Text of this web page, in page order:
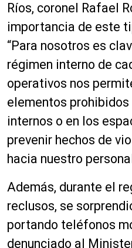
Ríos, coronel Rafael
importancia de este
“Para nosotros es
régimen interno de
operativos nos
elementos prohibidos
internos o en los
prevenir hechos de
hacia nuestro
Además, durante el
reclusos, se
portando teléfonos
denunciado al